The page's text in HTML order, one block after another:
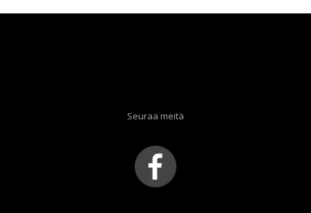
Seuraa meitä